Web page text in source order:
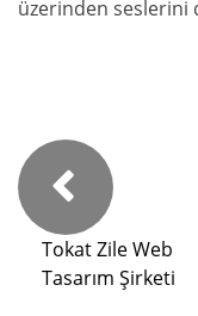
üzerinden seslerini
Tokat Zile Web
Tasarım Şirketi